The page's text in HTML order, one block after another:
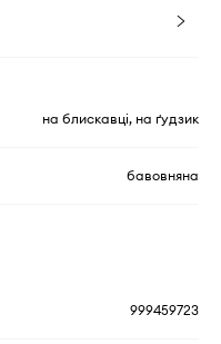
на блискавці, на ґудзик
бавовняна
999459723